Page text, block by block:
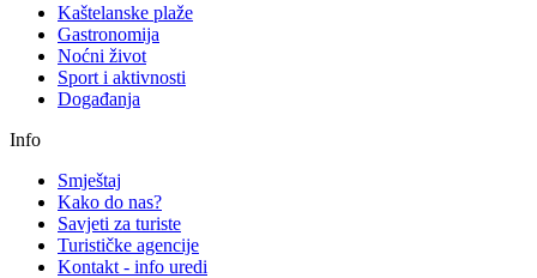
Kaštelanske plaže
Gastronomija
Noćni život
Sport i aktivnosti
Događanja
Info
Smještaj
Kako do nas?
Savjeti za turiste
Turističke agencije
Kontakt - info uredi